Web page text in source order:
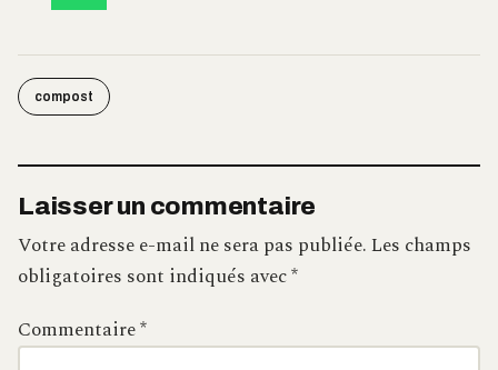
compost
Laisser un commentaire
Votre adresse e-mail ne sera pas publiée.Les champs
obligatoires sont indiqués avec*
Commentaire*